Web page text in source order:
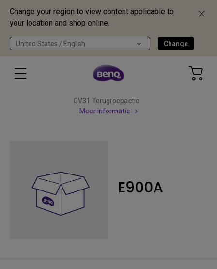
Change your region to view content applicable to
your location and shop online.
United States / English Change
GV31 Terugroepactie
Meer informatie
E900A